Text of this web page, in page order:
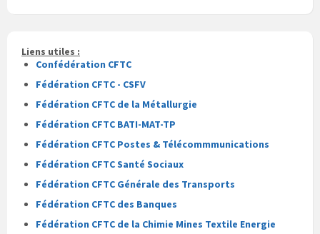
fichier
fichier
Liens utiles :
Confédération CFTC
Fédération CFTC - CSFV
Fédération CFTC de la Métallurgie
Fédération CFTC BATI-MAT-TP
Fédération CFTC Postes & Télécommmunications
Fédération CFTC Santé Sociaux
Fédération CFTC Générale des Transports
Fédération CFTC des Banques
Fédération CFTC de la Chimie Mines Textile Energie